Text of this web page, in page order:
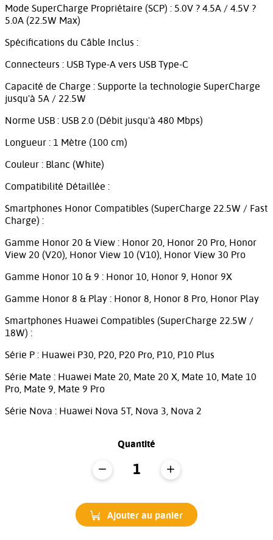
Mode SuperCharge Propriétaire (SCP) : 5.0V ? 4.5A / 4.5V ?
5.0A (22.5W Max)
Spécifications du Câble Inclus :
Connecteurs : USB Type-A vers USB Type-C
Capacité de Charge : Supporte la technologie SuperCharge
jusqu'à 5A / 22.5W
Norme USB : USB 2.0 (Débit jusqu'à 480 Mbps)
Longueur : 1 Mètre (100 cm)
Couleur : Blanc (White)
Compatibilité Détaillée :
Smartphones Honor Compatibles (SuperCharge 22.5W / Fast
Charge) :
Gamme Honor 20 & View : Honor 20, Honor 20 Pro, Honor
View 20 (V20), Honor View 10 (V10), Honor View 30 Pro
Gamme Honor 10 & 9 : Honor 10, Honor 9, Honor 9X
Gamme Honor 8 & Play : Honor 8, Honor 8 Pro, Honor Play
Smartphones Huawei Compatibles (SuperCharge 22.5W /
18W) :
Série P : Huawei P30, P20, P20 Pro, P10, P10 Plus
Série Mate : Huawei Mate 20, Mate 20 X, Mate 10, Mate 10
Pro, Mate 9, Mate 9 Pro
Série Nova : Huawei Nova 5T, Nova 3, Nova 2
Quantité
Ajouter au panier